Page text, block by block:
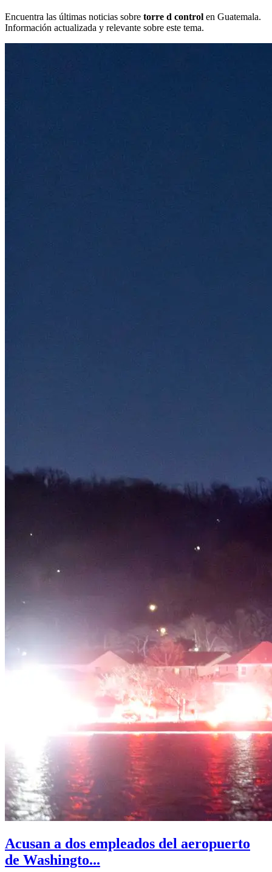
Encuentra las últimas noticias sobre torre d control en Guatemala.
Información actualizada y relevante sobre este tema.
Acusan a dos empleados del aeropuerto
de Washingto...